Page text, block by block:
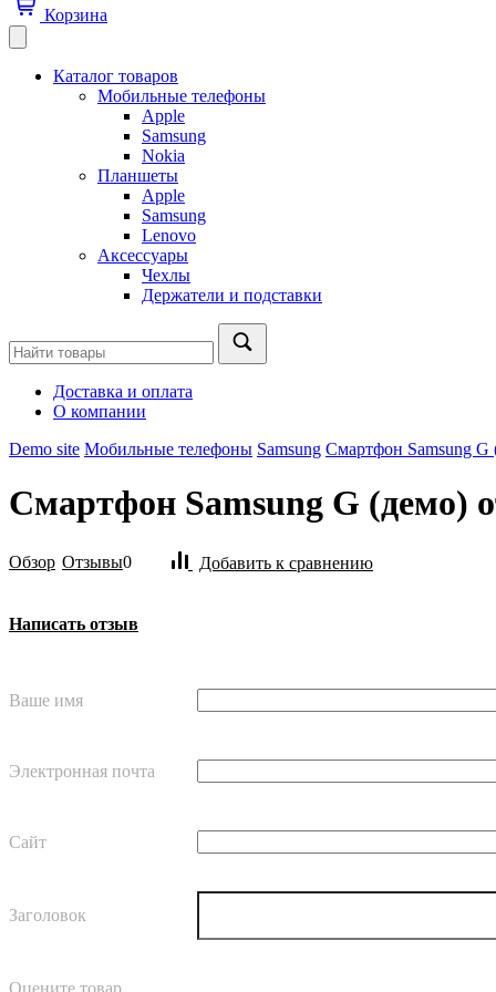
Корзина
Каталог товаров
Мобильные телефоны
Apple
Samsung
Nokia
Планшеты
Apple
Samsung
Lenovo
Аксессуары
Чехлы
Держатели и подставки
Доставка и оплата
О компании
Demo site Мобильные телефоны Samsung Смартфон Samsung G
Смартфон Samsung G (демо)
Обзор Отзывы0 Добавить к сравнению
Написать отзыв
Ваше имя
Электронная почта
Сайт
Заголовок
Оцените товар